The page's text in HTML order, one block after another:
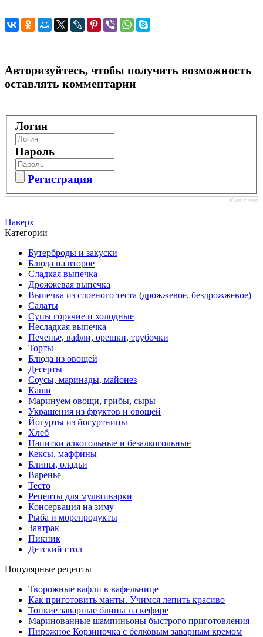
Авторизуйтесь, чтобы получить возможность
оставлять комментарии
Логин
Пароль
Регистрация
JComments
Наверх
Категории
Бутерброды и закуски
Блюда на второе
Сладкая выпечка
Дрожжевая выпечка
Выпечка из слоеного теста (дрожжевое, бездрожжевое)
Салаты
Супы горячие и холодные
Несладкая выпечка
Печенье, вафли, орешки, трубочки
Торты
Блюда из овощей
Десерты
Соусы, маринады, майонез
Каши
Маринуем овощи, грибы, сыры
Украшения из фруктов и овощей
Йогурты из йогуртницы
Хлеб
Напитки алкогольные и безалкогольные
Кексы, маффины
Блины, оладьи
Варенье
Тесто
Рецепты для мультиварки
Консервация на зиму
Рыба и морепродукты
Завтрак
Пикник
Детский стол
Популярные рецепты
Творожные вафли в вафельнице
Как приготовить манты. Учимся лепить красиво
Тонкие заварные блины на кефире
Маринованные шампиньоны быстрого приготовления
Пирожное Корзиночка с белковым заварным кремом